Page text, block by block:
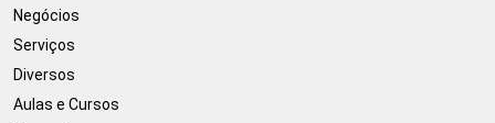
Negócios
Serviços
Diversos
Aulas e Cursos